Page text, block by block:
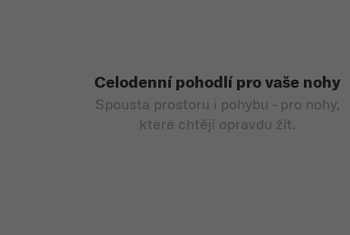
Celodenní pohodlí pro vaše nohy
Spousta prostoru i pohybu - pro nohy,
které chtějí opravdu žít.